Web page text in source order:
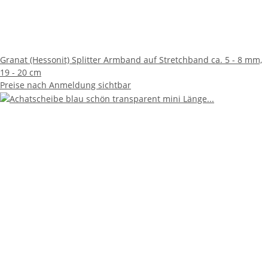
Granat (Hessonit) Splitter Armband auf Stretchband ca. 5 - 8 mm,
19 - 20 cm
Preise nach Anmeldung sichtbar